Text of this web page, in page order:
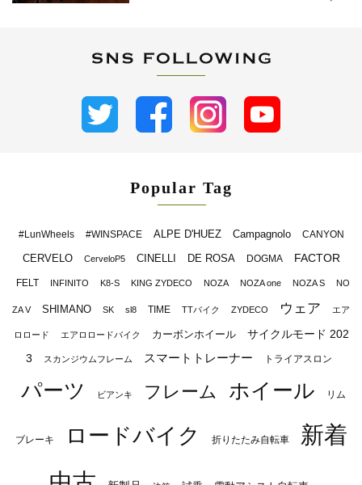
Popular Tag
#LunWheels #WINSPACE ALPE D'HUEZ Campagnolo CANYON
CERVELO CerveloP5 CINELLI DE ROSA DOGMA FACTOR
FELT INFINITO K8-S KING ZYDECO NOZA NOZA one NOZA S NO
ZA V SHIMANO SK sl8 TIME TTバイク ZYDECO ウェア エア
ロロード エアロロードバイク カーボンホイール
サイクルモード 202
3
スカンジウムフレーム スマートトレーナー トライアスロン
パーツ ビアンキ フレーム ホイール リム
ブレーキ ロードバイク 折りたたみ自転車
新着